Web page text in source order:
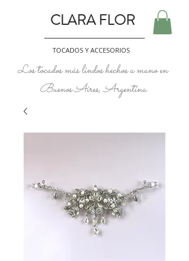
CLARA FLOR
TOCADOS Y ACCESORIOS
Los tocados más lindos hechos a mano en
Buenos Aires, Argentina